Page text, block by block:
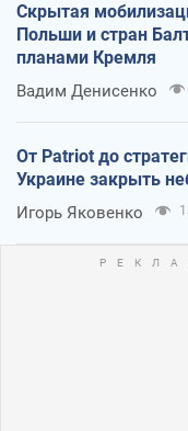
Скрытая
Польши и стран
планами Кремля
Вадим Денисенко
От Patriot до
Украине закрыть
Игорь Яковенко